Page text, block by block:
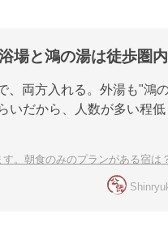
場と鴻の湯は徒歩圏内
、両方入れる。外湯も"鴻
だから、人数が多い程低
。朝食のみのプランがある宿は